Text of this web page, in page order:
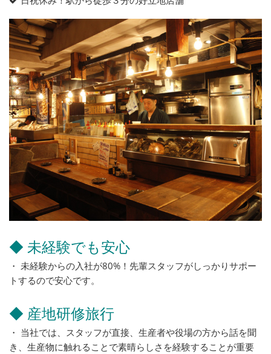
◆ 未経験でも安心
・ 未経験からの入社が80%！先輩スタッフがしっかりサポー
トするので安心です。
◆ 産地研修旅行
・ 当社では、スタッフが直接、生産者や役場の方から話を聞
き、生産物に触れることで素晴らしさを経験することが重要